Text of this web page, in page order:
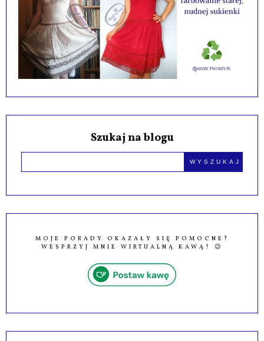
Szukaj na blogu
MOJE PORADY OKAZAŁY SIĘ POMOCNE?
WESPRZYJ MNIE WIRTUALNĄ KAWĄ! 😉